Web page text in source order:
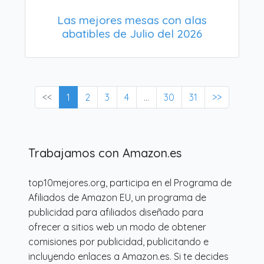
Las mejores mesas con alas
abatibles de Julio del 2026
<< 1 2 3 4 ... 30 31 >>
Trabajamos con Amazon.es
top10mejores.org, participa en el Programa de
Afiliados de Amazon EU, un programa de
publicidad para afiliados diseñado para
ofrecer a sitios web un modo de obtener
comisiones por publicidad, publicitando e
incluyendo enlaces a Amazon.es. Si te decides